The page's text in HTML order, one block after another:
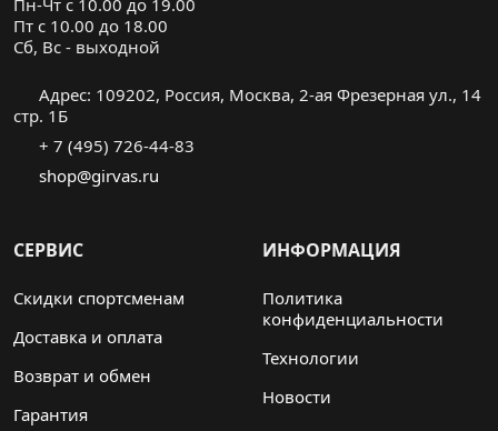
Пн-Чт с 10.00 до 19.00
Пт с 10.00 до 18.00
Cб, Вс - выходной
Адрес: 109202, Россия, Москва, 2-ая Фрезерная ул., 14
стр. 1Б
+ 7 (495) 726-44-83
shop@girvas.ru
СЕРВИС
Скидки спортсменам
Доставка и оплата
Возврат и обмен
Гарантия
ИНФОРМАЦИЯ
Политика
конфиденциальности
Технологии
Новости